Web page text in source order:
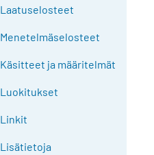
Laatuselosteet
Menetelmäselosteet
Käsitteet ja määritelmät
Luokitukset
Linkit
Lisätietoja